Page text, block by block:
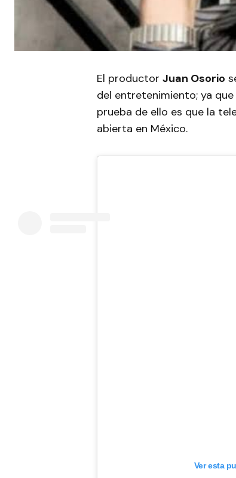
El productor Juan Osorio
del entretenimiento; ya
prueba de ello es que la
abierta en México.
Ver esta